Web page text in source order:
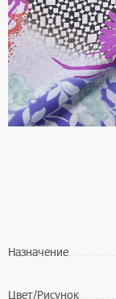
Назначение
Цвет/Рисунок